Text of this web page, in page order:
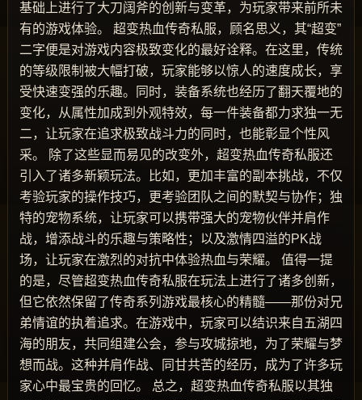
基础上进行了大刀阔斧的创新与变革，为玩家带来前所未
有的游戏体验。 超变热血传奇私服，顾名思义，其“超变”
二字便是对游戏内容极致变化的最好诠释。在这里，传统
的等级限制被大幅打破，玩家能够以惊人的速度成长，享
受快速变强的乐趣。同时，装备系统也经历了翻天覆地的
变化，从属性加成到外观特效，每一件装备都力求独一无
二，让玩家在追求极致战斗力的同时，也能彰显个性风
采。 除了这些显而易见的改变外，超变热血传奇私服还
引入了诸多新颖玩法。比如，更加丰富的副本挑战，不仅
考验玩家的操作技巧，更考验团队之间的默契与协作；独
特的宠物系统，让玩家可以携带强大的宠物伙伴并肩作
战，增添战斗的乐趣与策略性；以及激情四溢的PK战
场，让玩家在激烈的对抗中体验热血与荣耀。 值得一提
的是，尽管超变热血传奇私服在玩法上进行了诸多创新，
但它依然保留了传奇系列游戏最核心的精髓——那份对兄
弟情谊的执着追求。在游戏中，玩家可以结识来自五湖四
海的朋友，共同组建公会，参与攻城掠地，为了荣耀与梦
想而战。这种并肩作战、同甘共苦的经历，成为了许多玩
家心中最宝贵的回忆。 总之，超变热血传奇私服以其独